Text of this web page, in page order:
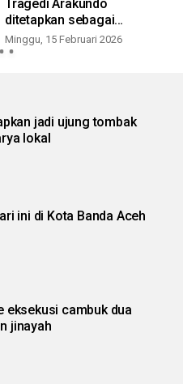
Tragedi Arakundo
ditetapkan sebagai
pelanggaran HAM
Minggu, 15 Februari 2026
jadi ujung tombak
lokal
ini di Kota Banda Aceh
eksekusi cambuk dua
jinayah